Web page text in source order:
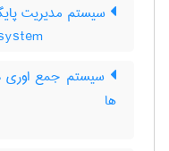
سیستم مدیریت
سیستم جمع اوری
ها